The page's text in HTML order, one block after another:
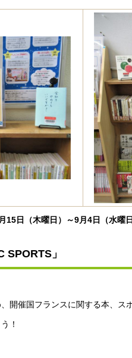
15日（木曜日）～9月4日（水曜
SPORTS」
開催国フランスに関する本、ス
！